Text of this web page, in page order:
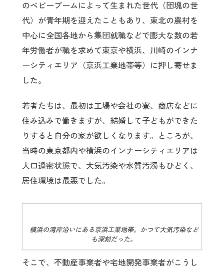
のベビーブームによって生まれた世代（団塊の世
代）が青年期を迎えたこともあり、東北の農村を
中心に全国各地から集団就職などで膨大な数の若
年労働者が職を求めて東京や横浜、川崎のインナ
ーシティエリア（京浜工業地帯等）に押し寄せま
した。
若者たちは、最初は工場や会社の寮、商店などに
住み込みで働きますが、結婚して子どもができた
りすると自分の家が欲しくなります。ところが、
当時の東京都内や横浜のインナーシティエリアは
人口過密状態で、大気汚染や水質汚濁もひどく、
居住環境は最悪でした。
横浜の湾岸沿いにある京浜工業地帯。かつて大気汚染など
も深刻だった。
そこで、不動産事業者や宅地開発事業者がこうし